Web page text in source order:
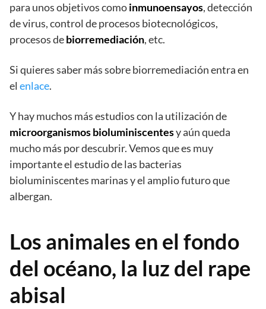
para unos objetivos comoinmunoensayos, detección
de virus, control de procesos biotecnológicos,
procesos debiorremediación, etc.
Si quieres saber más sobre biorremediación entra en
el enlace.
Y hay muchos más estudios con la utilización de
microorganismos bioluminiscentesy aún queda
mucho más por descubrir. Vemos que es muy
importante el estudio de las bacterias
bioluminiscentes marinas y el amplio futuro que
albergan.
Los animales en el fondo
del océano, la luz del rape
abisal